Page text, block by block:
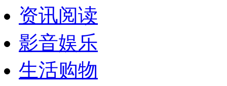
资讯阅读
影音娱乐
生活购物